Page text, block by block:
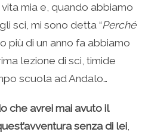
mia e, quando abbiamo
sci, mi sono detta “Perché
più di un anno fa abbiamo
lezione di sci, timide
scuola ad Andalo…
che avrei mai avuto il
senza di lei